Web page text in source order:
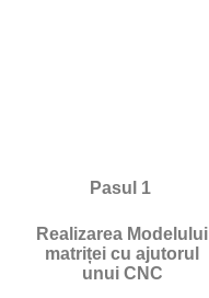
Pasul 1
Realizarea Modelului
matriței cu ajutorul
unui CNC